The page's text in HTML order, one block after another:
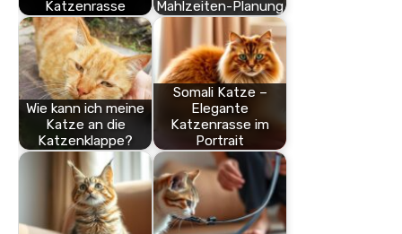
Katzenrasse
Mahlzeiten-Planung
Wie kann ich meine
Katze an die
Katzenklappe?
Somali Katze –
Elegante
Katzenrasse im
Portrait